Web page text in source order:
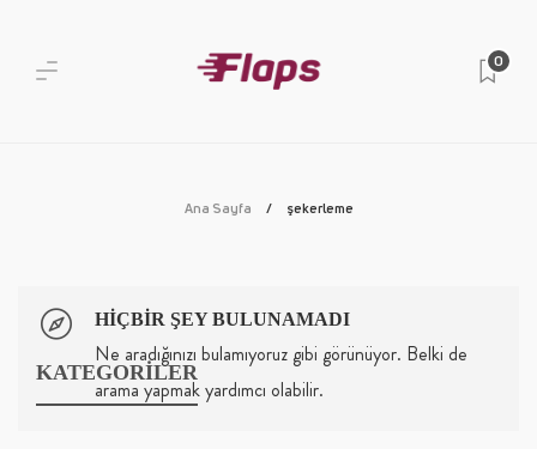
0
Ana Sayfa şekerleme
HIÇBIR ŞEY BULUNAMADI
Ne aradığınızı bulamıyoruz gibi görünüyor. Belki de
arama yapmak yardımcı olabilir.
KATEGORİLER